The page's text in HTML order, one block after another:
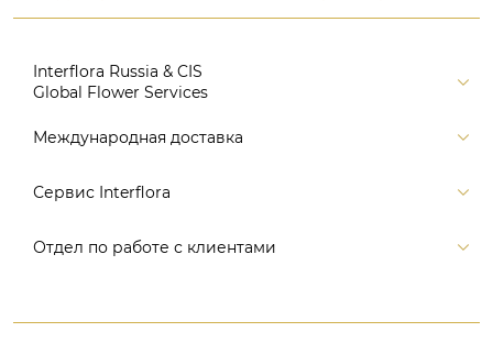
Interflora Russia & CIS
Global Flower Services
Версия для печати
Поиск
Международная доставка
Россия
Европа
Австралия и Океания
Сервис Interflora
Заказ и оплата
Отдел по работе с клиентами